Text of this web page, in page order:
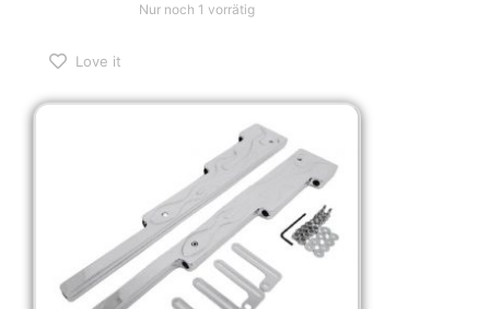
Nur noch 1 vorrätig
Love it